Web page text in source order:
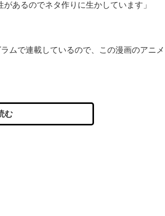
あるのでネタ作りに生かしています」
ムで連載しているので、この漫画のアニメ
む